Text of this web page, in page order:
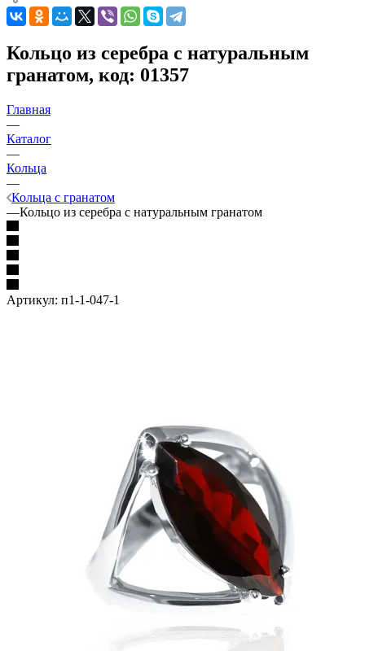
Кольцо из серебра с натуральным
гранатом, код: 01357
Главная
—
Каталог
—
Кольца
—
Кольца с гранатом
—Кольцо из серебра с натуральным гранатом
Артикул: п1-1-047-1